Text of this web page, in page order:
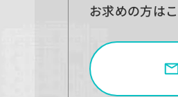
お求めの方はこ